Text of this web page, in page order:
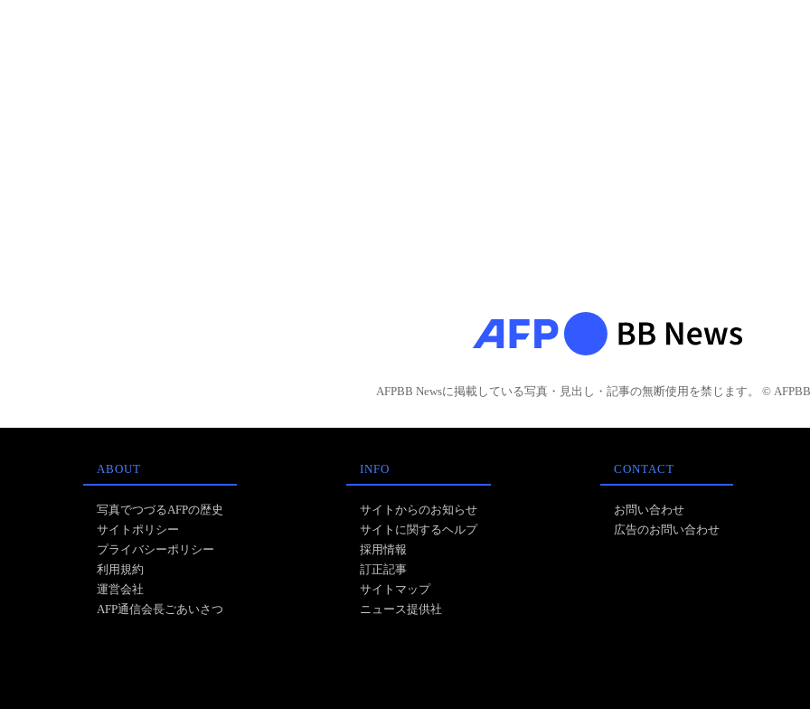
AFPBB Newsに掲載している写真・見出し・記事の無断使用を禁じます。 © AFPBB
ABOUT
写真でつづるAFPの歴史
サイトポリシー
プライバシーポリシー
利用規約
運営会社
AFP通信会長ごあいさつ
INFO
サイトからのお知らせ
サイトに関するヘルプ
採用情報
訂正記事
サイトマップ
ニュース提供社
CONTACT
お問い合わせ
広告のお問い合わせ